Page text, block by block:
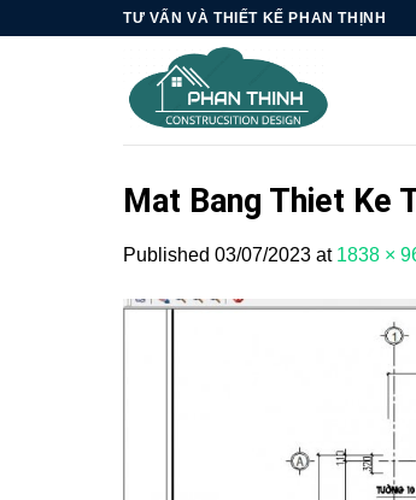
TƯ VẤN VÀ THIẾT KẾ PHAN THỊNH
Mat Bang Thiet Ke
Published 03/07/2023 at 1838 ×